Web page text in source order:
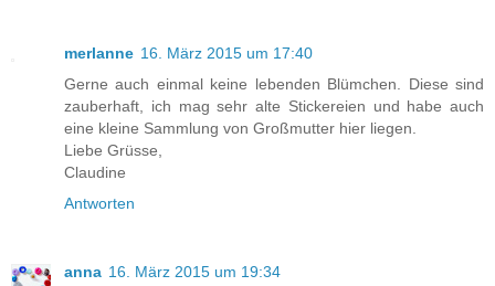
merlanne 16. März 2015 um 17:40
Gerne auch einmal keine lebenden Blümchen. Diese sind
zauberhaft, ich mag sehr alte Stickereien und habe auch
eine kleine Sammlung von Großmutter hier liegen.
Liebe Grüsse,
Claudine
Antworten
anna 16. März 2015 um 19:34